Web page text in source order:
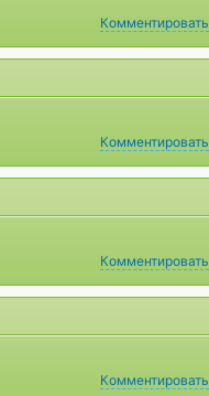
Комментировать
Комментировать
Комментировать
Комментировать